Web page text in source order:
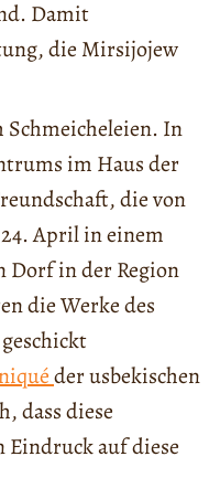
Damit
die Mirsijojew
Schmeicheleien. In
im Haus der
die von
April in einem
in der Region
die Werke des
der usbekischen
dass diese
Eindruck auf diese